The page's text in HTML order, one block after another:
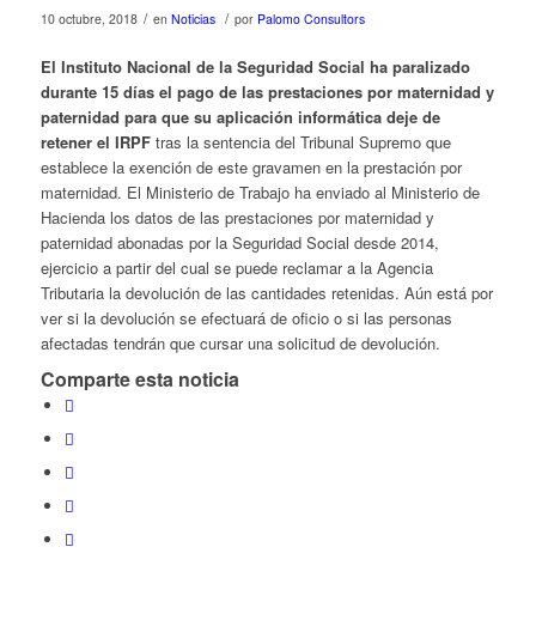
10 octubre, 2018 / en Noticias / por Palomo Consultors
El Instituto Nacional de la Seguridad Social ha paralizado
durante 15 días el pago de las prestaciones por maternidad y
paternidad para que su aplicación informática deje de
retener el IRPF tras la sentencia del Tribunal Supremo que
establece la exención de este gravamen en la prestación por
maternidad. El Ministerio de Trabajo ha enviado al Ministerio de
Hacienda los datos de las prestaciones por maternidad y
paternidad abonadas por la Seguridad Social desde 2014,
ejercicio a partir del cual se puede reclamar a la Agencia
Tributaria la devolución de las cantidades retenidas. Aún está por
ver si la devolución se efectuará de oficio o si las personas
afectadas tendrán que cursar una solicitud de devolución.
Comparte esta noticia